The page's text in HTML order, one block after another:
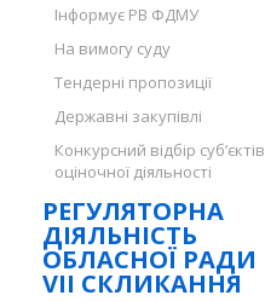
Інформує РВ ФДМУ
На вимогу суду
Тендерні пропозиції
Державні закупівлі
Конкурсний відбір суб’єктів
оціночної діяльності
РЕГУЛЯТОРНА
ДІЯЛЬНІСТЬ
ОБЛАСНОЇ РАДИ
VII СКЛИКАННЯ